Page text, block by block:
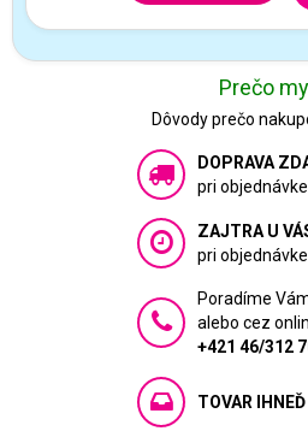
Prečo
Dôvody prečo
DOPRAVA
pri
ZAJTRA U
pri
Poradíme
alebo cez
+421 46/312
TOVAR